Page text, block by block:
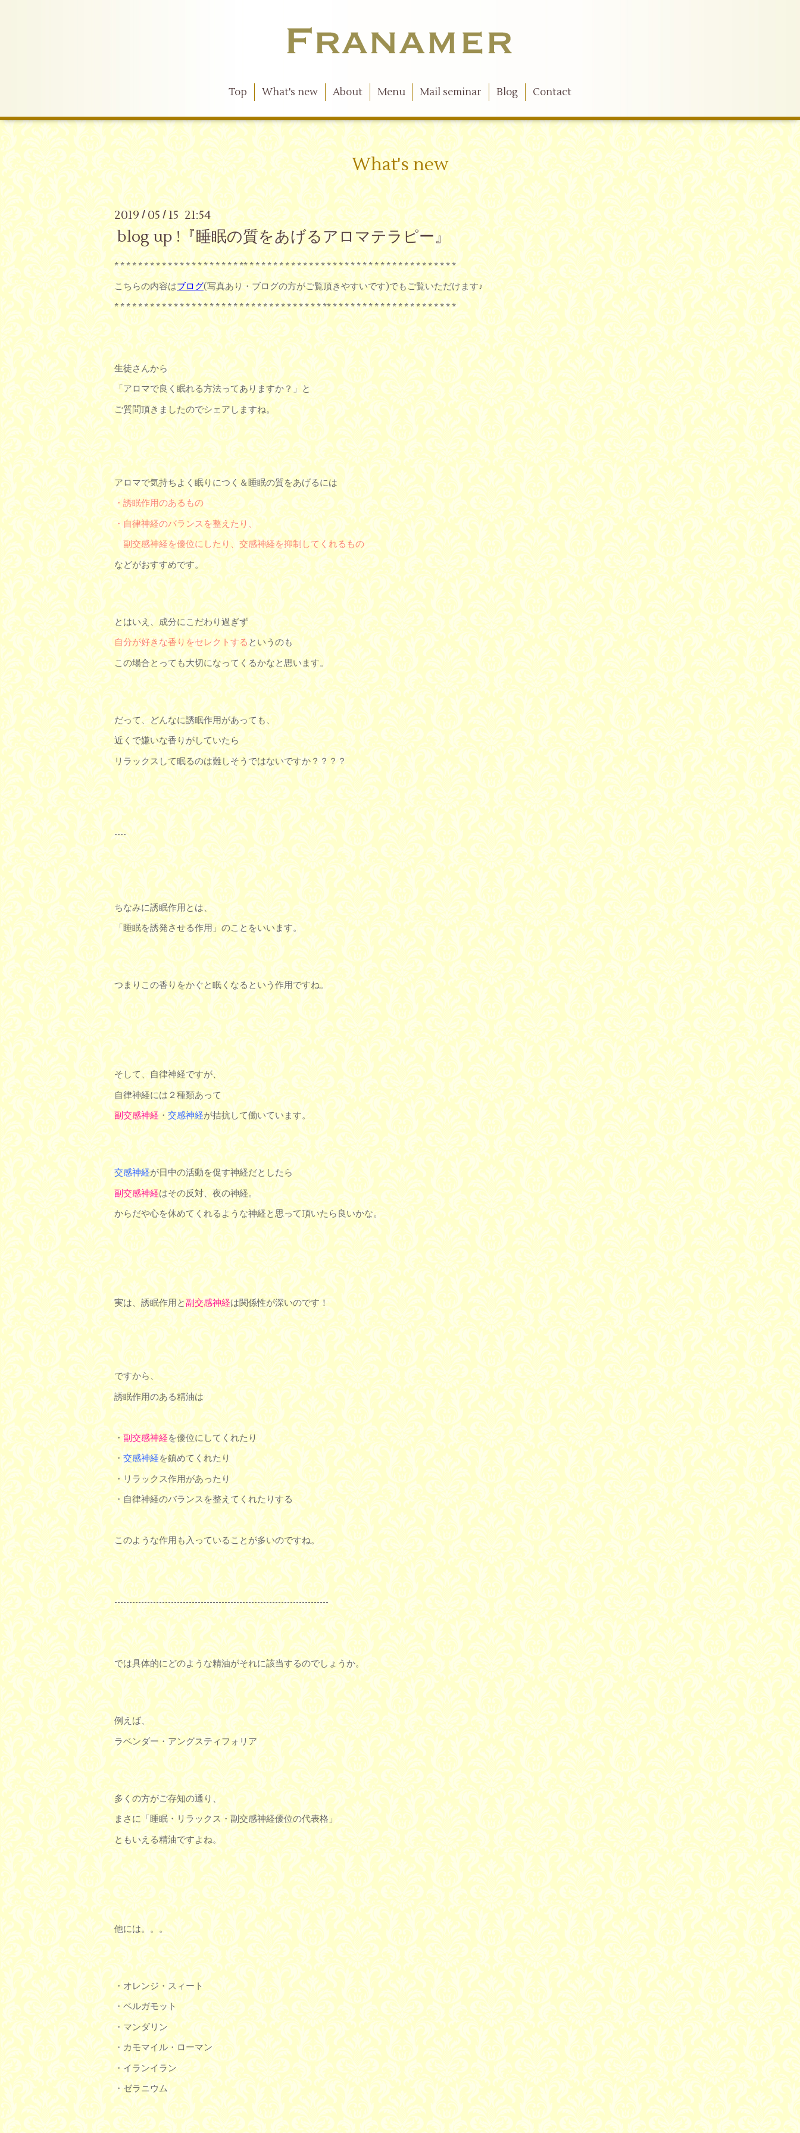
Top What's new About Menu Mail seminar Blog Contact
What's new
2019/05/15 21:54
blog up !『睡眠の質をあげるアロマテラピー』
* * * * * * * * * * * * * * * * * * * * * ** * * * * * * * * * * * * * * * * * * * * * * * * * * * * * * * * * * *
こちらの内容はブログ(写真あり・ブログの方がご覧頂きやすいです)でもご覧いただけます♪
* * * * * * * * * * * * * * * * * * * * * * * * * * * * * * * * * * * ** * * * * * * * * * * * * * * * * * * * * *
生徒さんから
「アロマで良く眠れる方法ってありますか？」と
ご質問頂きましたのでシェアしますね。
アロマで気持ちよく眠りにつく＆睡眠の質をあげるには
・誘眠作用のあるもの
・自律神経のバランスを整えたり、
副交感神経を優位にしたり、交感神経を抑制してくれるもの
などがおすすめです。
とはいえ、成分にこだわり過ぎず
自分が好きな香りをセレクトするというのも
この場合とっても大切になってくるかなと思います。
だって、どんなに誘眠作用があっても、
近くで嫌いな香りがしていたら
リラックスして眠るのは難しそうではないですか？？？？
----
ちなみに誘眠作用とは、
「睡眠を誘発させる作用」のことをいいます。
つまりこの香りをかぐと眠くなるという作用ですね。
そして、自律神経ですが、
自律神経には２種類あって
副交感神経・交感神経が拮抗して働いています。
交感神経が日中の活動を促す神経だとしたら
副交感神経はその反対、夜の神経。
からだや心を休めてくれるような神経と思って頂いたら良いかな。
実は、誘眠作用と副交感神経は関係性が深いのです！
ですから、
誘眠作用のある精油は
・副交感神経を優位にしてくれたり
・ 交感神経を鎮めてくれたり
・リラックス作用があったり
・自律神経のバランスを整えてくれたりする
このような作用も入っていることが多いのですね。
------------------------------------------------------------------------
では具体的にどのような精油がそれに該当するのでしょうか。
例えば、
ラベンダー・アングスティフォリア
多くの方がご存知の通り、
まさに「睡眠・リラックス・副交感神経優位の代表格」
ともいえる精油ですよね。
他には。。。
・オレンジ・スィート
・ベルガモット
・マンダリン
・カモマイル・ローマン
・イランイラン
・ゼラニウム